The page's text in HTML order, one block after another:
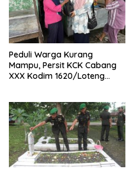
Peduli Warga Kurang
Mampu, Persit KCK Cabang
XXX Kodim 1620/Loteng